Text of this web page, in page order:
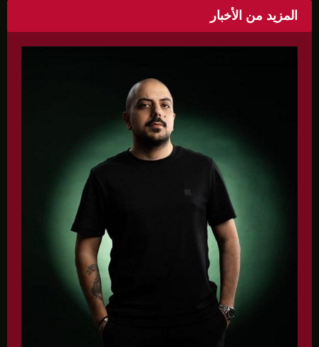
المزيد من الأخبار